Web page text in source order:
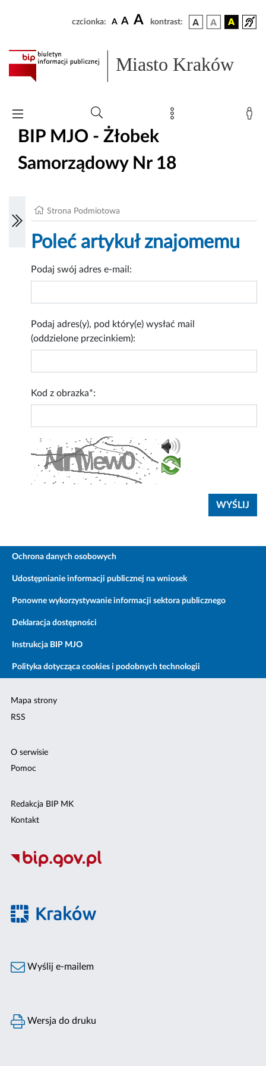
czcionka: A A A kontrast:
Miasto Kraków
BIP MJO - Żłobek
Samorządowy Nr 18
Strona Podmiotowa
Poleć artykuł znajomemu
Podaj swój adres e-mail:
Podaj adres(y), pod który(e) wysłać mail
(oddzielone przecinkiem):
Kod z obrazka*:
Ochrona danych osobowych
Udostępnianie informacji publicznej na wniosek
Ponowne wykorzystywanie informacji sektora publicznego
Deklaracja dostępności
Instrukcja BIP MJO
Polityka dotycząca cookies i podobnych technologii
Mapa strony
RSS
O serwisie
Pomoc
Redakcja BIP MK
Kontakt
Wyślij e-mailem
Wersja do druku